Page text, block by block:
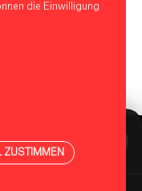
die Einwilligung